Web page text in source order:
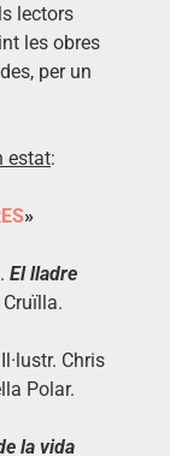
lectors
les obres
per un
estat:
»
El lladre
Chris
Polar.
la vida